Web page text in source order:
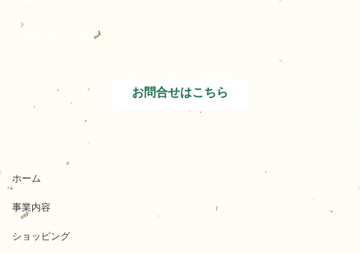
0299-94-8322
お問合せはこちら
ホーム
事業内容
ショッピング